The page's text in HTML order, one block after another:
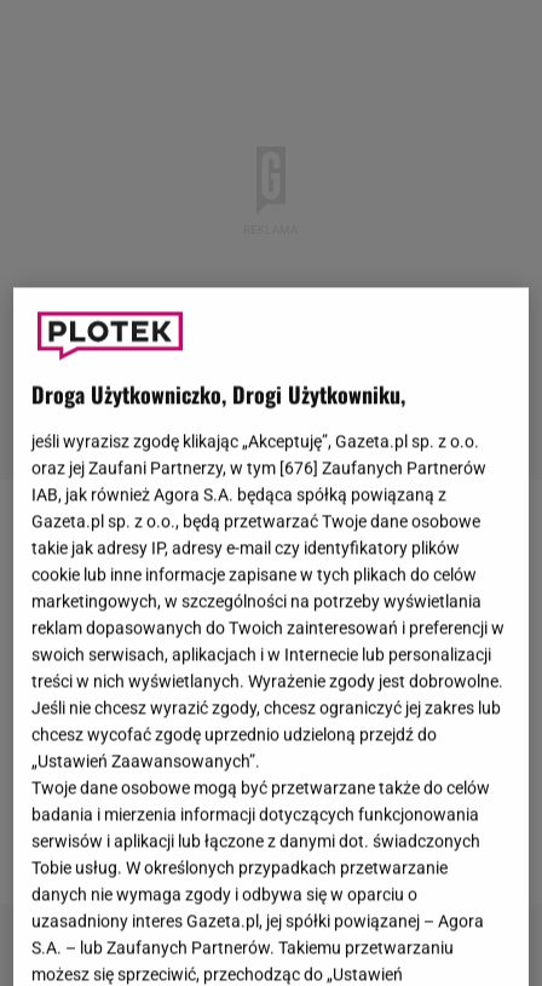
Jarosław Bieniuk to były piłkarz, kojarzony z gry w
klubach takich jak Amica Wronki, Widzew Łódź, czy
Lechia Gdańsk. Prawdziwą rozpoznawalność zyskał
jednak, jako partnerAnny Przybylskiej, z którą
doczekał się córki Oliwii oraz synów Szymona i Jana.
Niestety w październiku 2014 roku uwielbiana przez
widzów aktorka zmarłą narakatrzustki. W
najnowszym wywiadzie wrócił pamięcią do czasu
związku z Przybylską, zdradzając, że bywał
wówczas obiektem kpin u kolegów.
Droga Użytkowniczko, Drogi Użytkowniku,
jeśli wyrazisz zgodę klikając „Akceptuję”, Gazeta.pl sp. z o.o.
oraz jej Zaufani Partnerzy, w tym [676] Zaufanych Partnerów
IAB, jak również Agora S.A. będąca spółką powiązaną z
Gazeta.pl sp. z o.o., będą przetwarzać Twoje dane osobowe
takie jak adresy IP, adresy e-mail czy identyfikatory plików
cookie lub inne informacje zapisane w tych plikach do celów
marketingowych, w szczególności na potrzeby wyświetlania
reklam dopasowanych do Twoich zainteresowań i preferencji w
swoich serwisach, aplikacjach i w Internecie lub personalizacji
treści w nich wyświetlanych. Wyrażenie zgody jest dobrowolne.
Jeśli nie chcesz wyrazić zgody, chcesz ograniczyć jej zakres lub
chcesz wycofać zgodę uprzednio udzieloną przejdź do
„Ustawień Zaawansowanych”.
Twoje dane osobowe mogą być przetwarzane także do celów
badania i mierzenia informacji dotyczących funkcjonowania
serwisów i aplikacji lub łączone z danymi dot. świadczonych
Tobie usług. W określonych przypadkach przetwarzanie
danych nie wymaga zgody i odbywa się w oparciu o
uzasadniony interes Gazeta.pl, jej spółki powiązanej – Agora
S.A. – lub Zaufanych Partnerów. Takiemu przetwarzaniu
możesz się sprzeciwić, przechodząc do „Ustawień